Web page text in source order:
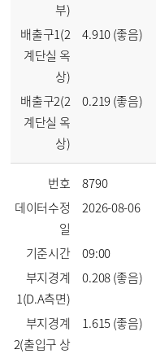
부)
배출구1(2
계단실 옥
상)
4.910 (좋음)
배출구2(2
계단실 옥
상)
0.219 (좋음)
번호
8790
데이터수정
일
2026-08-06
기준시간
09:00
부지경계
1(D.A측면)
0.208 (좋음)
부지경계
2(출입구 상
1.615 (좋음)